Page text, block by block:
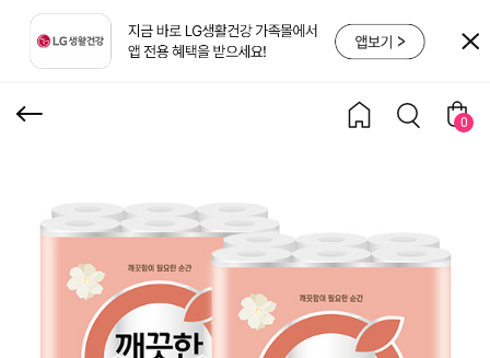
0
가드니아 27m x 30롤 x 2